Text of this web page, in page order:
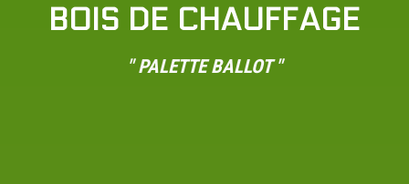
BOIS DE CHAUFFAGE
" PALETTE BALLOT "